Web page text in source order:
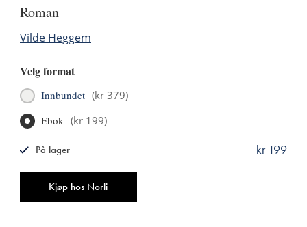
roman
Vilde Heggem
Velg format
Innbundet (kr 379)
Ebok (kr 199)
Kjøp hos Norli
kr 199
På lager